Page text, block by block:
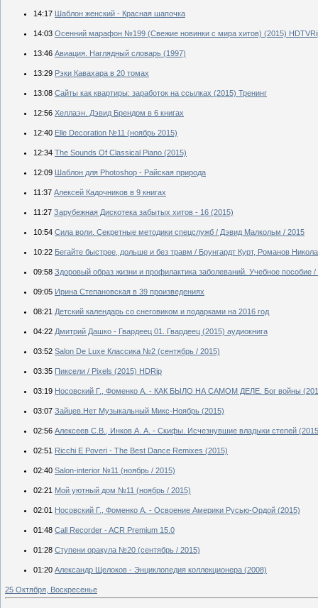
14:17 Шаблон женский - Красная шапочка
14:03 Осенний марафон №199 (Свежие новинки с мира хитов) (2015)
13:46 Авиация. Наглядный словарь (1997)
13:29 Рэки Кавахара в 20 томах
13:08 Сайты как квартиры: заработок на ссылках (2015) Тренинг
12:56 Хеллаэн. Дэвид Брендом в 6 книгах
12:40 Elle Decoration №11 (ноябрь 2015)
12:34 The Sounds Of Classical Piano (2015)
12:09 Шаблон для Photoshop - Райская природа
11:37 Алексей Кадочников в 9 книгах
11:27 Зарубежная Дискотека забытых хитов - 16 (2015)
10:54 Сила воли. Секретные методики спецслужб / Дэвид Малкольм / 2015
10:22 Бегайте быстрее, дольше и без травм / Брунгардт Курт, Романов
09:58 Здоровый образ жизни и профилактика заболеваний. Учебное пособие
09:05 Ирина Степановская в 39 произведениях
08:21 Детский календарь со снеговиком и подарками на 2016 год
04:22 Дмитрий Дашко - Гвардеец 01. Гвардеец (2015) аудиокнига
03:52 Salon De Luxe Классика №2 (сентябрь / 2015)
03:35 Пиксели / Pixels (2015) HDRip
03:19 Носовский Г., Фоменко А. - КАК БЫЛО НА САМОМ ДЕЛЕ. Бог войны
03:07 Зайцев.Нет Музыкальный Микс-Ноябрь (2015)
02:56 Алексеев С.В., Инков А. А. - Скифы. Исчезнувшие владыки степей
02:51 Ricchi E Poveri - The Best Dance Remixes (2015)
02:40 Salon-interior №11 (ноябрь / 2015)
02:21 Мой уютный дом №11 (ноябрь / 2015)
02:01 Носовский Г., Фоменко А. - Освоение Америки Русью-Ордой (2015)
01:48 Call Recorder - ACR Premium 15.0
01:28 Ступени оракула №20 (сентябрь / 2015)
01:20 Александр Щелоков - Энциклопедия коллекционера (2008)
25 Октября, Воскресенье